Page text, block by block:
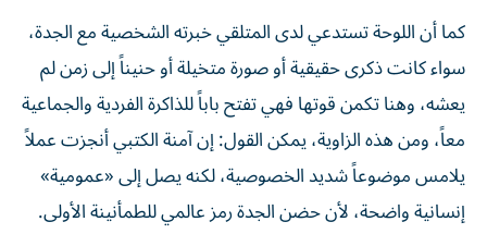
كما أن اللوحة تستدعي لدى المتلقي خبرته الشخصية مع الجدة،
سواء كانت ذكرى حقيقية أو صورة متخيلة أو حنيناً إلى زمن لم
يعشه، وهنا تكمن قوتها فهي تفتح باباً للذاكرة الفردية والجماعية
معاً، ومن هذه الزاوية، يمكن القول: إن آمنة الكتبي أنجزت عملاً
يلامس موضوعاً شديد الخصوصية، لكنه يصل إلى «عمومية»
إنسانية واضحة، لأن حضن الجدة رمز عالمي للطمأنينة الأولى.